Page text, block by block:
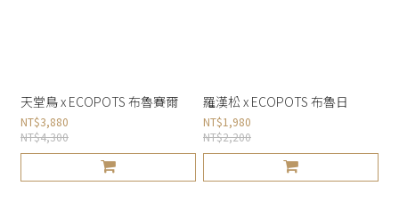
天堂鳥 x ECOPOTS 布魯賽爾
NT$3,880
NT$4,300
羅漢松 x ECOPOTS 布魯日
NT$1,980
NT$2,200